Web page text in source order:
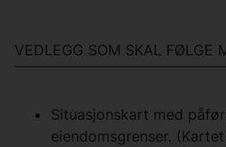
VEDLEGG SOM SKAL FØLGE
Situasjonskart med
eiendomsgrenser.